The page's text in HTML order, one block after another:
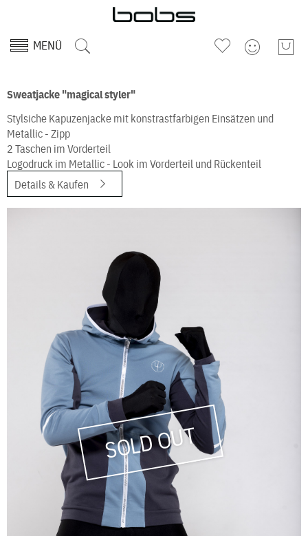
MENÜ
Sweatjacke "magical styler"
Stylsiche Kapuzenjacke mit konstrastfarbigen Einsätzen und
Metallic - Zipp
2 Taschen im Vorderteil
Logodruck im Metallic - Look im Vorderteil und Rückenteil
Details & Kaufen